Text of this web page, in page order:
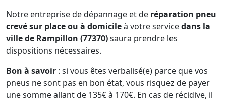
Notre entreprise de dépannage et de réparation pneu
crevé sur place ou à domicileà votre servicedans la
ville de Rampillon (77370)saura prendre les
dispositions nécessaires.
Bon à savoir : si vous êtes verbalisé(e) parce que vos
pneus ne sont pas en bon état, vous risquez de payer
une somme allant de 135€ à 170€. En cas de récidive, il